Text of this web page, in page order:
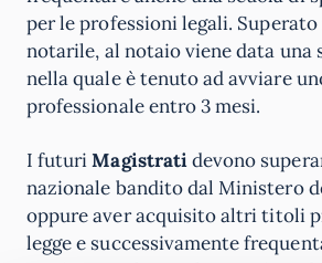
per le professioni legali.
notarile, al notaio viene data una
nella quale è tenuto ad avviare
professionale entro 3 mesi.
I futuriMagistratidevono
nazionale bandito dal Ministero
oppure aver acquisito altri titoli
legge e successivamente